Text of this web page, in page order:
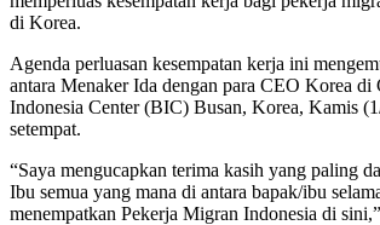
di Korea.
Agenda perluasan kesempatan kerja ini
antara Menaker Ida dengan para CEO Korea di
Indonesia Center (BIC) Busan, Korea, Kamis
setempat.
“Saya mengucapkan terima kasih yang paling
Ibu semua yang mana di antara bapak/ibu
menempatkan Pekerja Migran Indonesia di